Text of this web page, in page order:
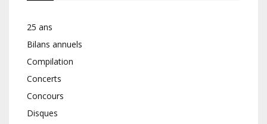
25 ans
Bilans annuels
Compilation
Concerts
Concours
Disques